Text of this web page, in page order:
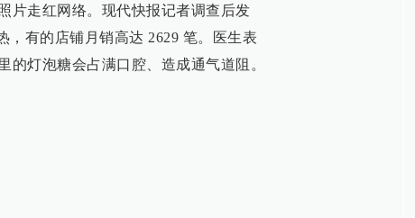
片走红网络。现代快报记者调查后发
，有的店铺月销高达 2629 笔。医生表
的灯泡糖会占满口腔、造成通气道阻。